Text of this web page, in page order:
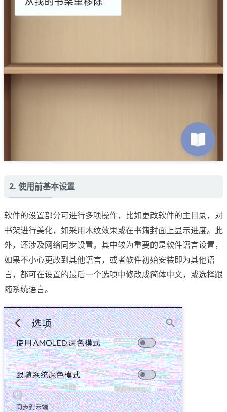
2. 使用前基本设置
软件的设置部分可进行多项操作，比如更改软件的主目录，对
书架进行美化，如采用木纹效果或在书籍封面上显示进度。此
外，还涉及网络同步设置。其中较为重要的是软件语言设置，
如果不小心更改到其他语言，或者软件初始安装即为其他语
言，都可在设置的最后一个选项中修改成简体中文，或选择跟
随系统语言。